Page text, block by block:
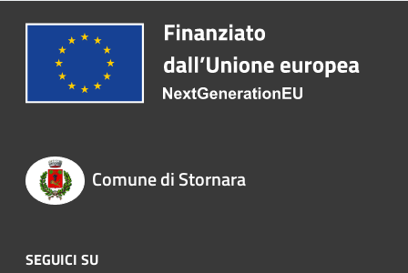
Comune di Stornara
SEGUICI SU